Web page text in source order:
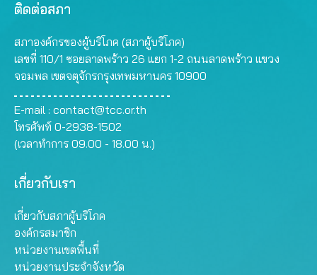
ติดต่อสภา
สภาองค์กรของผู้บริโภค (สภาผู้บริโภค)
เลขที่ 110/1 ซอยลาดพร้าว 26 แยก 1-2 ถนนลาดพร้าว แขวง
จอมพล เขตจตุจักรกรุงเทพมหานคร 10900
E-mail : contact@tcc.or.th
โทรศัพท์ 0-2938-1502
(เวลาทำการ 09.00 - 18.00 น.)
เกี่ยวกับเรา
เกี่ยวกับสภาผู้บริโภค
องค์กรสมาชิก
หน่วยงานเขตพื้นที่
หน่วยงานประจำจังหวัด